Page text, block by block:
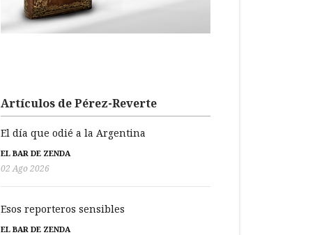
Artículos de Pérez-Reverte
El día que odié a la Argentina
EL BAR DE ZENDA
02 Ago 2026
Esos reporteros sensibles
EL BAR DE ZENDA